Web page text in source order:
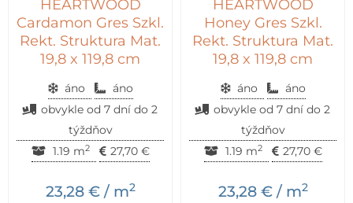
HEARTWOOD
Cardamon Gres Szkl.
Rekt. Struktura Mat.
19,8 x 119,8 cm
áno
áno
obvykle od 7 dní do 2
týždňov
1.19 m2 27,70 €
23,28 €/ m2
HEARTWOOD
Honey Gres Szkl.
Rekt. Struktura Mat.
19,8 x 119,8 cm
áno
áno
obvykle od 7 dní do 2
týždňov
1.19 m2 27,70 €
23,28 €/ m2